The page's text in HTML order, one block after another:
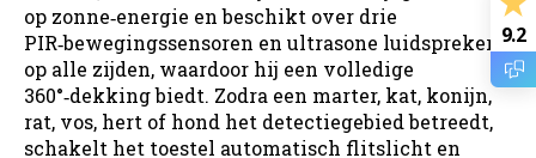
op zonne‑energie en beschikt over drie
PIR‑bewegingssensoren en ultrasone luidsprekers
op alle zijden, waardoor hij een volledige
360°‑dekking biedt. Zodra een marter, kat, konijn,
rat, vos, hert of hond het detectiegebied betreedt,
schakelt het toestel automatisch flitslicht en
9.2